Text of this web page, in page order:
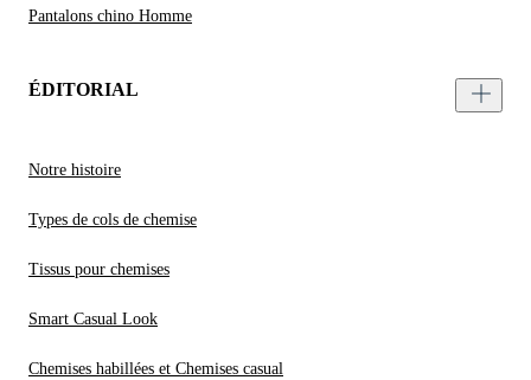
Pantalons chino Homme
ÉDITORIAL
Notre histoire
Types de cols de chemise
Tissus pour chemises
Smart Casual Look
Chemises habillées et Chemises casual